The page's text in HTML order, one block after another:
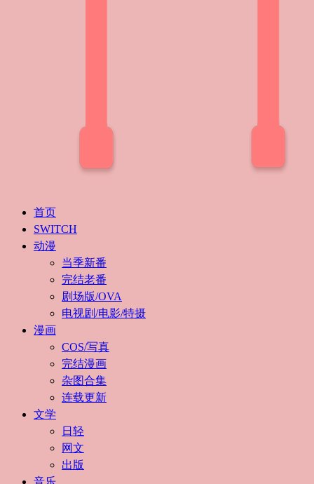
首页
SWITCH
动漫
当季新番
完结老番
剧场版/OVA
电视剧/电影/特摄
漫画
COS/写真
完结漫画
杂图合集
连载更新
文学
日轻
网文
出版
音乐